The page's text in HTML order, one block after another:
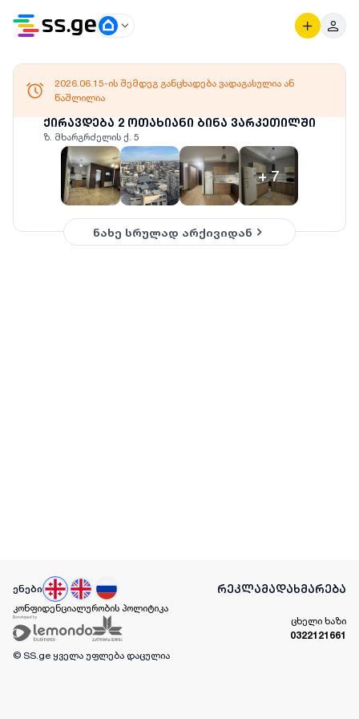
ქირავდება 2 ოთახიანი ბინა ვარკეთილში
ზ. მხარგრძელის ქ. 5
+7
2026.06.15-ის შემდეგ განცხადება ვადაგასულია ან
წაშლილია
ნახე სრულად არქივიდან
ენები რეკლამადახმარება
კონფიდენციალურობის პოლიტიკა
ცხელი ხაზი
0322121661
© SS.ge ყველა უფლება დაცულია